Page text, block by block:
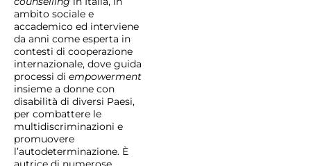
ambito sociale e
accademico ed interviene
da anni come esperta in
contesti di cooperazione
internazionale, dove guida
processi di empowerment
insieme a donne con
disabilità di diversi Paesi,
per combattere le
multidiscriminazioni e
promuovere
l’autodeterminazione. È